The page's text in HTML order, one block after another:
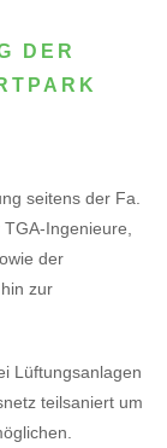
DER
seitens der Fa.
Ingenieure,
der
zur
Lüftungsanlagen
teilsaniert um